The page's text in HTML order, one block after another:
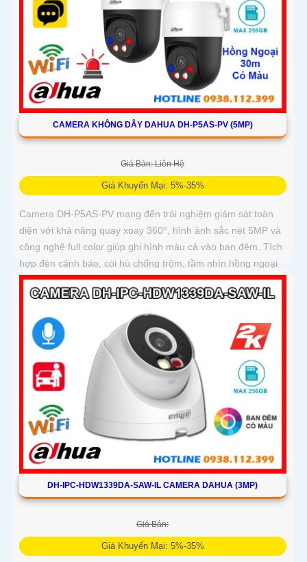
CAMERA KHÔNG DÂY DAHUA DH-P5AS-PV (5MP)
Giá Bán: Liên Hệ
Giá Khuyến Mại: 5%-35%
Camera DH-P5AS-PV mang đến trải nghiệm giám sát toàn
diện với khả năng quay xoay 360°, hình ảnh sắc nét 5MP và
công nghệ full color giúp ghi hình màu cả vào ban đêm. Tích
hợp đèn cảnh báo, còi hú chống trộm, tầm nhìn hồng ngoại
30m, khe thẻ nhớ đến 256GB cùng chuẩn chống nước IP66
camera hoạt động ổn định trong mọi điều kiện
DH-IPC-HDW1339DA-SAW-IL CAMERA DAHUA (3MP)
Giá Bán:
Giá Khuyến Mại: 5%-35%